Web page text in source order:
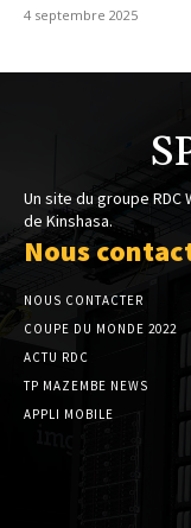
4 septembre 2025
Un site du groupe RDC
de Kinshasa.
Nous
NOUS CONTACTER
COUPE DU MONDE 2022
ACTU RDC
TP MAZEMBE NEWS
APPLI MOBILE